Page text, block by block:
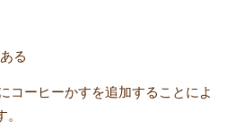
る
コーヒーかすを追加することによ
。